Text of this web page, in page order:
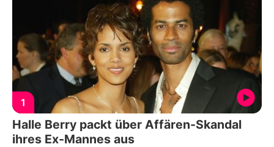
1
Halle Berry packt über Affären-Skandal
ihres Ex-Mannes aus